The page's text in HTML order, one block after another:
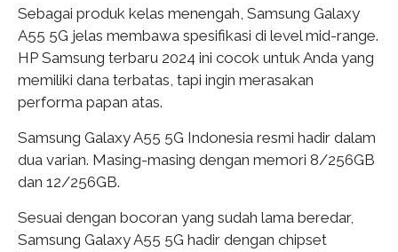
Sebagai produk kelas menengah, Samsung Galaxy
A55 5G jelas membawa spesifikasi di level mid-range.
HP Samsung terbaru 2024 ini cocok untuk Anda yang
memiliki dana terbatas, tapi ingin merasakan
performa papan atas.
Samsung Galaxy A55 5G Indonesia resmi hadir dalam
dua varian. Masing-masing dengan memori 8/256GB
dan 12/256GB.
Sesuai dengan bocoran yang sudah lama beredar,
Samsung Galaxy A55 5G hadir dengan chipset